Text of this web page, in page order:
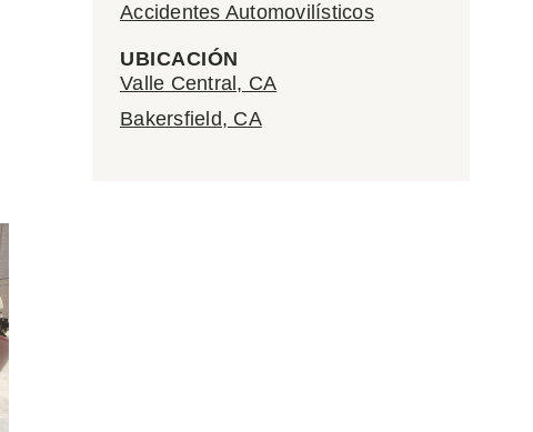
Accidentes Automovilísticos
UBICACIÓN
Valle Central, CA
Bakersfield, CA